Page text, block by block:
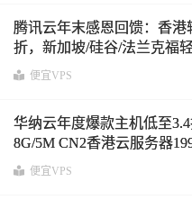
腾讯云年末感恩回馈：香港
折，新加坡/硅谷/法兰克福
折，月付32元起
便宜VPS
华纳云年度爆款主机低至
8G/5M CN2香港云服务器
约166/月，续费同价
便宜VPS